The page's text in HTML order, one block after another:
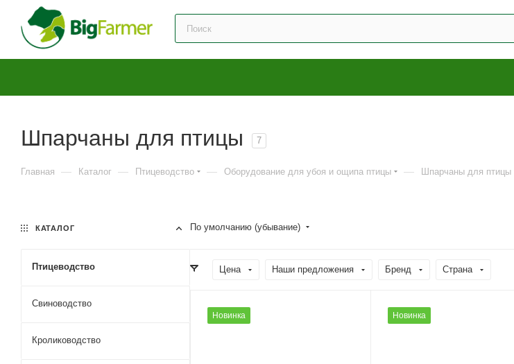
Шпарчаны для птицы 7
Главная — Каталог — Птицеводство — Оборудование для убоя и ощипа птицы — Шпарчаны для птицы
По умолчанию (убывание)
Цена Наши предложения Бренд Страна
Новинка Новинка
КАТАЛОГ
Птицеводство
Свиноводство
Кролиководство